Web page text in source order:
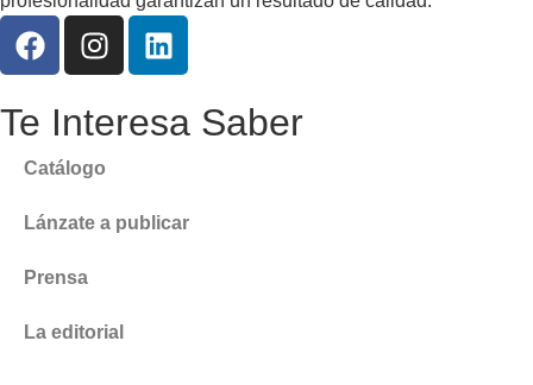
Te Interesa Saber
Catálogo
Lánzate a publicar
Prensa
La editorial